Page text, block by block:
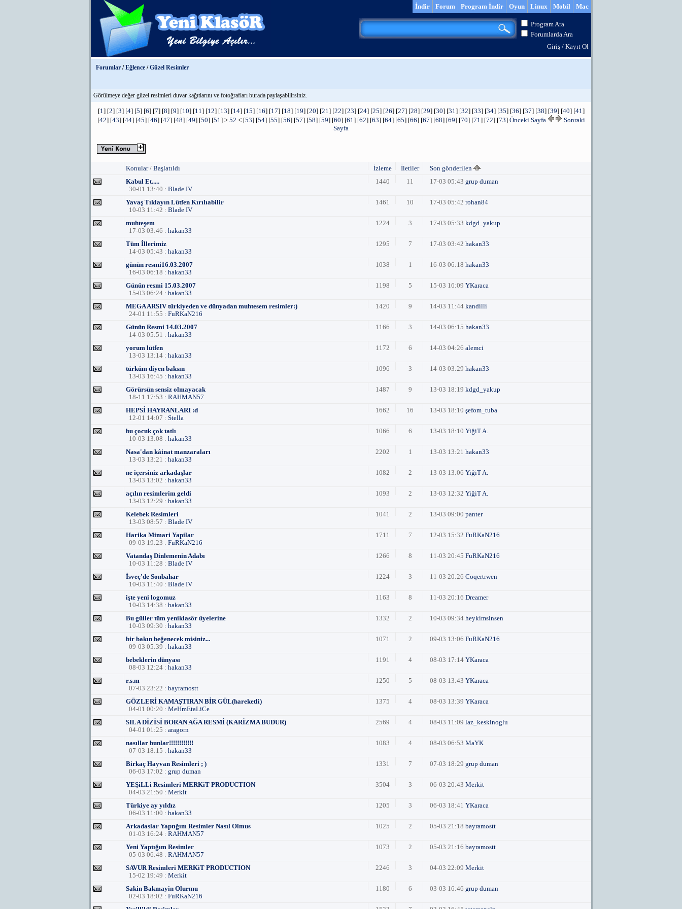
Mac
Mobil
Linux
Oyun
Program İndir
Forum
İndir
Program Ara
Forumlarda Ara
Giriş / Kayıt Ol
Forumlar /Eğlence /Güzel Resimler
Görülmeye değer güzel resimleri duvar kağıtlarını ve fotoğrafları burada paylaşabilirsiniz.
[1] [2] [3] [4] [5] [6] [7] [8] [9] [10] [11] [12] [13] [14] [15] [16] [17] [18] [19] [20] [21] [22] [23] [24] [25] [26] [27] [28] [29] [30] [31] [32] [33] [34] [35] [36] [37] [38] [39] [40] [41]
[42] [43] [44] [45] [46] [47] [48] [49] [50] [51] > 52 < [53] [54] [55] [56] [57] [58] [59] [60] [61] [62] [63] [64] [65] [66] [67] [68] [69] [70] [71] [72] [73] Önceki Sayfa
Sonraki
Sayfa
Konular/ Başlatıldı İzleme İletiler
Son gönderilen
Kabul Et.....
30-01 13:40 : Blade IV
1440 11 17-03 05:43 grup duman
Yavaş Tıklayın Lütfen Kırılıabilir
10-03 11:42 : Blade IV
1461 10 17-03 05:42 rohan84
muhteşem
17-03 03:46 : hakan33
1224 3 17-03 05:33 kdgd_yakup
Tüm İllerimiz
14-03 05:43 : hakan33
1295 7 17-03 03:42 hakan33
günün resmi16.03.2007
16-03 06:18 : hakan33
1038 1 16-03 06:18 hakan33
Günün resmi 15.03.2007
15-03 06:24 : hakan33
1198 5 15-03 16:09 YKaraca
MEGA ARSIV türkiyeden ve dünyadan muhtesem resimler:)
24-01 11:55 : FuRKaN216
1420 9 14-03 11:44 kandilli
Günün Resmi 14.03.2007
14-03 05:51 : hakan33
1166 3 14-03 06:15 hakan33
yorum lütfen
13-03 13:14 : hakan33
1172 6 14-03 04:26 alemci
türküm diyen baksın
13-03 16:45 : hakan33
1096 3 14-03 03:29 hakan33
Görürsün sensiz olmayacak
18-11 17:53 : RAHMAN57
1487 9 13-03 18:19 kdgd_yakup
HEPSİ HAYRANLARI :d
12-01 14:07 : Stella
1662 16 13-03 18:10 şefom_tuba
bu çocuk çok tatlı
10-03 13:08 : hakan33
1066 6 13-03 18:10 YiğiT A.
Nasa'dan kâinat manzaraları
13-03 13:21 : hakan33
2202 1 13-03 13:21 hakan33
ne içersiniz arkadaşlar
13-03 13:02 : hakan33
1082 2 13-03 13:06 YiğiT A.
açılın resimlerim geldi
13-03 12:29 : hakan33
1093 2 13-03 12:32 YiğiT A.
Kelebek Resimleri
13-03 08:57 : Blade IV
1041 2 13-03 09:00 panter
Harika Mimari Yapilar
09-03 19:23 : FuRKaN216
1711 7 12-03 15:32 FuRKaN216
Vatandaş Dinlemenin Adabı
10-03 11:28 : Blade IV
1266 8 11-03 20:45 FuRKaN216
İsveç'de Sonbahar
10-03 11:40 : Blade IV
1224 3 11-03 20:26 Coqertrwen
işte yeni logomuz
10-03 14:38 : hakan33
1163 8 11-03 20:16 Dreamer
Bu güller tüm yeniklasör üyelerine
10-03 09:30 : hakan33
1332 2 10-03 09:34 heykimsinsen
bir bakın beğenecek misiniz...
09-03 05:39 : hakan33
1071 2 09-03 13:06 FuRKaN216
bebeklerin dünyası
08-03 12:24 : hakan33
1191 4 08-03 17:14 YKaraca
r.s.m
07-03 23:22 : bayramostt
1250 5 08-03 13:43 YKaraca
GÖZLERİ KAMAŞTIRAN BİR GÜL(hareketli)
04-01 00:20 : MeHmEtaLiCe
1375 4 08-03 13:39 YKaraca
SILA DİZİSİ BORAN AĞA RESMİ (KARİZMA BUDUR)
04-01 01:25 : aragorn
2569 4 08-03 11:09 laz_keskinoglu
nasıllar bunlar!!!!!!!!!!!!
07-03 18:15 : hakan33
1083 4 08-03 06:53 MaYK
Birkaç Hayvan Resimleri ; )
06-03 17:02 : grup duman
1331 7 07-03 18:29 grup duman
YEŞiLLi Resimleri MERKiT PRODUCTION
04-03 21:50 : Merkit
3504 3 06-03 20:43 Merkit
Türkiye ay yıldız
06-03 11:00 : hakan33
1205 3 06-03 18:41 YKaraca
Arkadaslar Yaptığım Resimler Nasıl Olmus
01-03 16:24 : RAHMAN57
1025 2 05-03 21:18 bayramostt
Yeni Yaptığım Resimler
05-03 06:48 : RAHMAN57
1073 2 05-03 21:16 bayramostt
SAVUR Resimleri MERKiT PRODUCTION
15-02 19:49 : Merkit
2246 3 04-03 22:09 Merkit
Sakin Bakmayin Olurmu
02-03 18:02 : FuRKaN216
1180 6 03-03 16:46 grup duman